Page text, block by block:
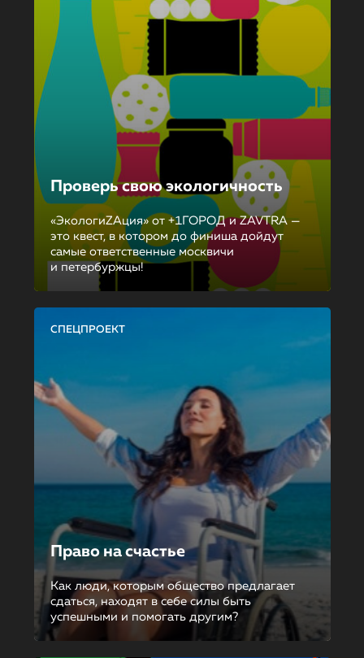
Проверь свою экологичность
«ЭкологиZAция» от +1ГОРОД и ZAVTRA —
это квест, в котором до финиша дойдут
самые ответственные москвичи
и петербуржцы!
СПЕЦПРОЕКТ
Право на счастье
Как люди, которым общество предлагает
сдаться, находят в себе силы быть
успешными и помогать другим?